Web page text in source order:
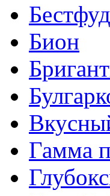
Бион
Гамма